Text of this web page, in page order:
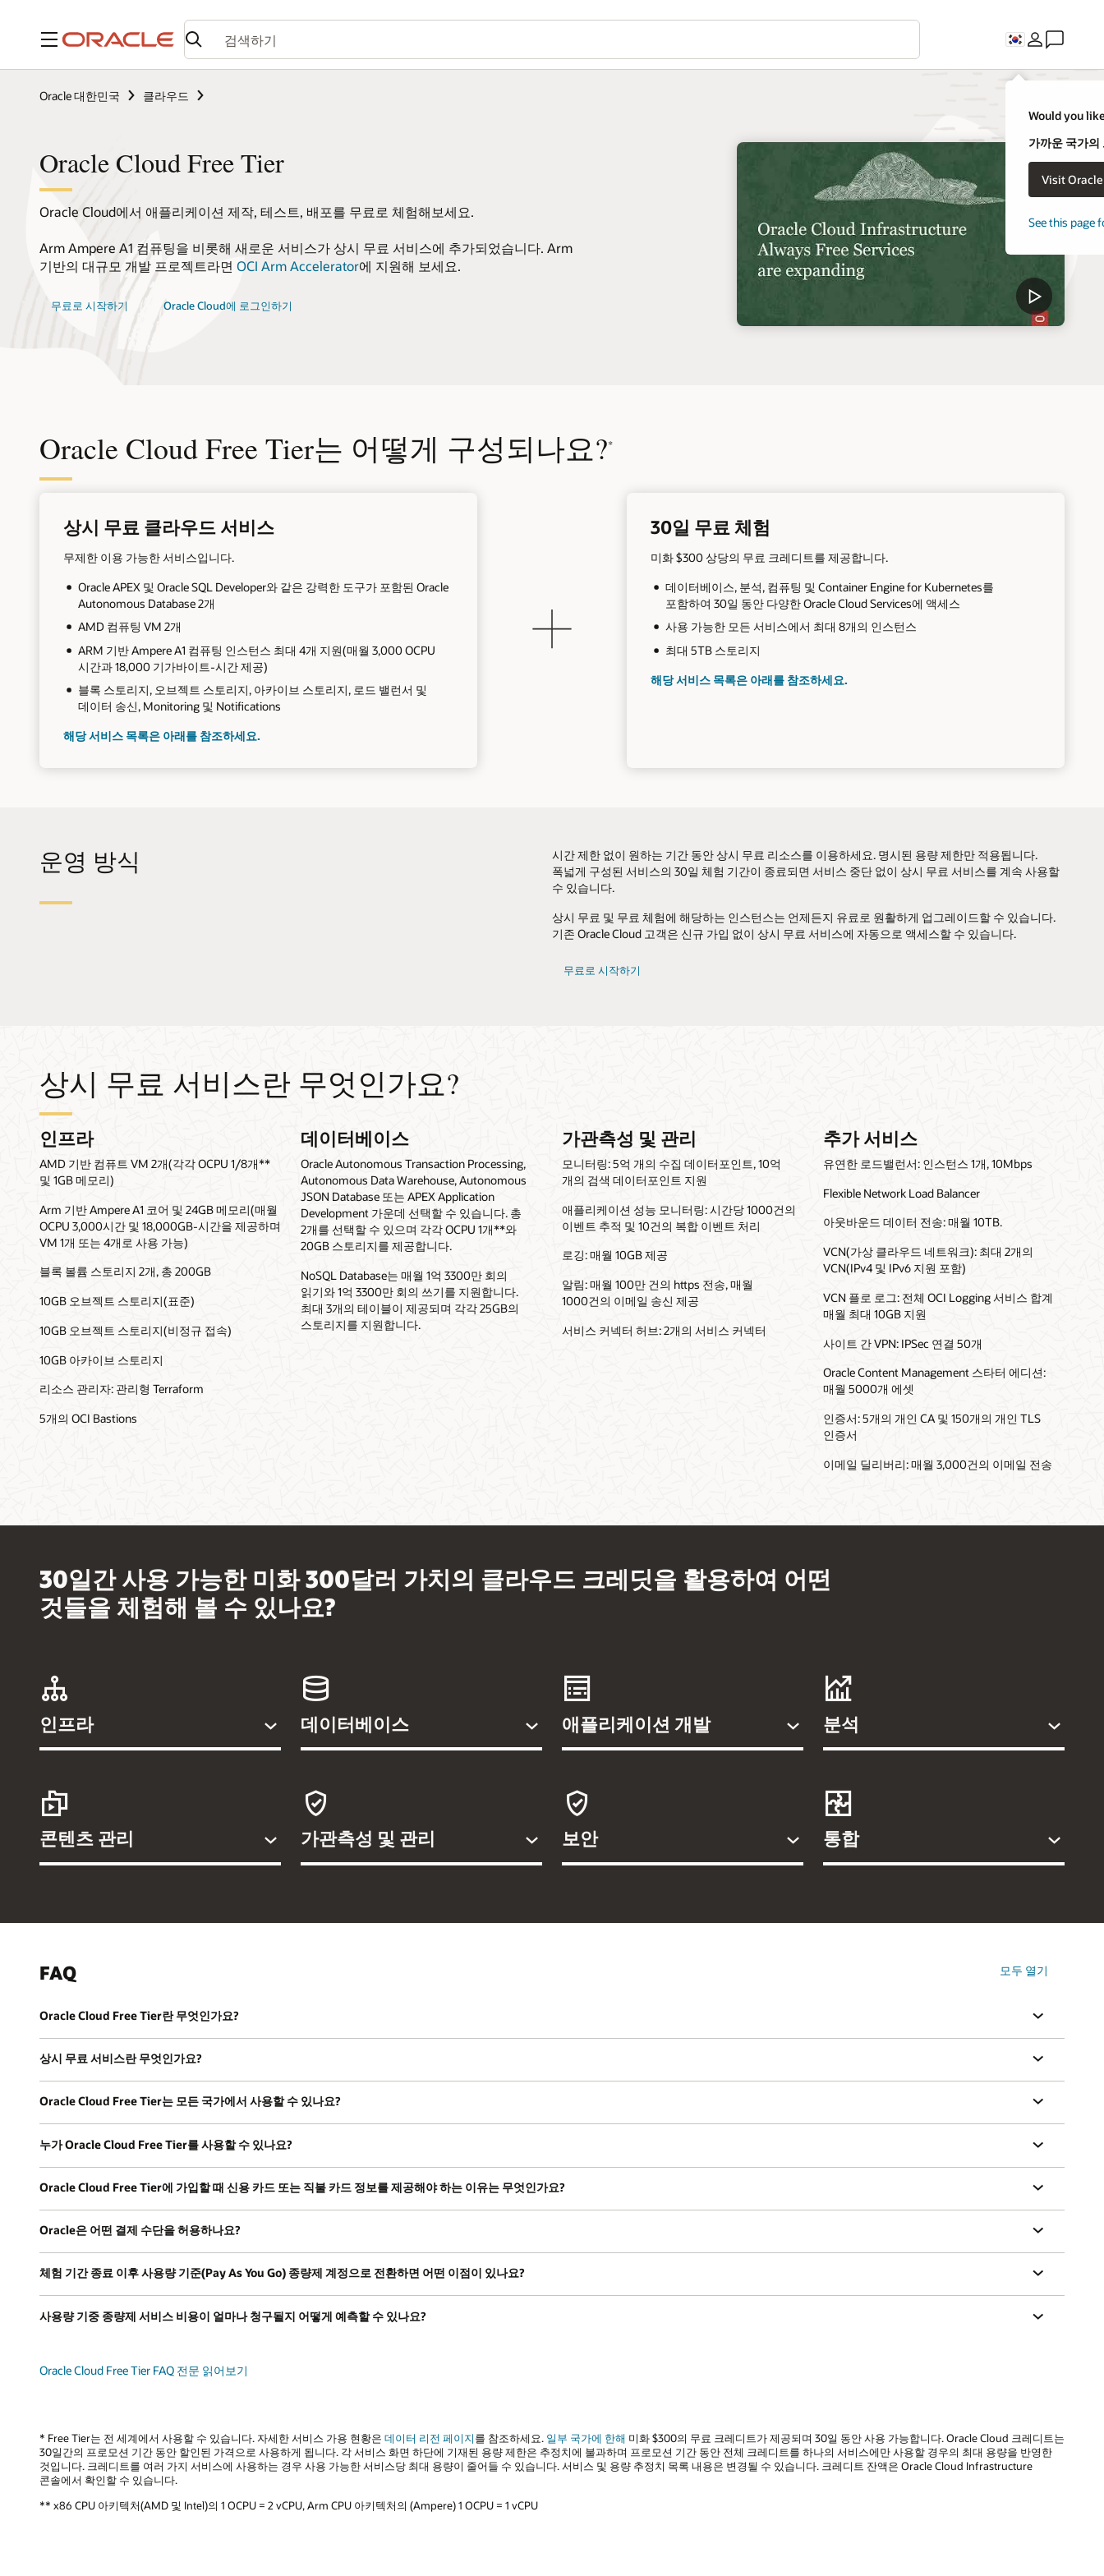
메뉴
Would you
가까운 국가의
Visit
See this page
Oracle 대한민국 클라우드
Oracle Cloud Free Tier
Oracle Cloud에서 애플리케이션 제작, 테스트, 배포를 무료로 체험해보세요.
Arm Ampere A1 컴퓨팅을 비롯해 새로운 서비스가 상시 무료 서비스에 추가되었습니다. Arm
기반의 대규모 개발 프로젝트라면 OCI Arm Accelerator에 지원해 보세요.
무료로 시작하기 Oracle Cloud에 로그인하기
Oracle Cloud Free Tier는 어떻게 구성되나요?*
상시 무료 클라우드 서비스
무제한 이용 가능한 서비스입니다.
Oracle APEX 및 Oracle SQL Developer와 같은 강력한 도구가 포함된 Oracle
Autonomous Database 2개
AMD 컴퓨팅 VM 2개
ARM 기반 Ampere A1 컴퓨팅 인스턴스 최대 4개 지원(매월 3,000 OCPU
시간과 18,000 기가바이트-시간 제공)
블록 스토리지, 오브젝트 스토리지, 아카이브 스토리지, 로드 밸런서 및
데이터 송신, Monitoring 및 Notifications
해당 서비스 목록은 아래를 참조하세요.
30일 무료 체험
미화 $300 상당의 무료 크레디트를 제공합니다.
데이터베이스, 분석, 컴퓨팅 및 Container Engine for Kubernetes를
포함하여 30일 동안 다양한 Oracle Cloud Services에 액세스
사용 가능한 모든 서비스에서 최대 8개의 인스턴스
최대 5TB 스토리지
해당 서비스 목록은 아래를 참조하세요.
운영 방식
시간 제한 없이 원하는 기간 동안 상시 무료 리소스를 이용하세요. 명시된 용량 제한만 적용됩니다.
폭넓게 구성된 서비스의 30일 체험 기간이 종료되면 서비스 중단 없이 상시 무료 서비스를 계속 사용할
수 있습니다.
상시 무료 및 무료 체험에 해당하는 인스턴스는 언제든지 유료로 원활하게 업그레이드할 수 있습니다.
기존 Oracle Cloud 고객은 신규 가입 없이 상시 무료 서비스에 자동으로 액세스할 수 있습니다.
무료로 시작하기
상시 무료 서비스란 무엇인가요?
인프라
AMD 기반 컴퓨트 VM 2개(각각 OCPU 1/8개**
및 1GB 메모리)
Arm 기반 Ampere A1 코어 및 24GB 메모리(매월
OCPU 3,000시간 및 18,000GB-시간을 제공하며
VM 1개 또는 4개로 사용 가능)
블록 볼륨 스토리지 2개, 총 200GB
10GB 오브젝트 스토리지(표준)
10GB 오브젝트 스토리지(비정규 접속)
10GB 아카이브 스토리지
리소스 관리자: 관리형 Terraform
5개의 OCI Bastions
데이터베이스
Oracle Autonomous Transaction Processing,
Autonomous Data Warehouse, Autonomous
JSON Database 또는 APEX Application
Development 가운데 선택할 수 있습니다. 총
2개를 선택할 수 있으며 각각 OCPU 1개**와
20GB 스토리지를 제공합니다.
NoSQL Database는 매월 1억 3300만 회의
읽기와 1억 3300만 회의 쓰기를 지원합니다.
최대 3개의 테이블이 제공되며 각각 25GB의
스토리지를 지원합니다.
가관측성 및 관리
모니터링: 5억 개의 수집 데이터포인트, 10억
개의 검색 데이터포인트 지원
애플리케이션 성능 모니터링: 시간당 1000건의
이벤트 추적 및 10건의 복합 이벤트 처리
로깅: 매월 10GB 제공
알림: 매월 100만 건의 https 전송, 매월
1000건의 이메일 송신 제공
서비스 커넥터 허브: 2개의 서비스 커넥터
추가 서비스
유연한 로드밸런서: 인스턴스 1개, 10Mbps
Flexible Network Load Balancer
아웃바운드 데이터 전송: 매월 10TB.
VCN(가상 클라우드 네트워크): 최대 2개의
VCN(IPv4 및 IPv6 지원 포함)
VCN 플로 로그: 전체 OCI Logging 서비스 합계
매월 최대 10GB 지원
사이트 간 VPN: IPSec 연결 50개
Oracle Content Management 스타터 에디션:
매월 5000개 에셋
인증서: 5개의 개인 CA 및 150개의 개인 TLS
인증서
이메일 딜리버리: 매월 3,000건의 이메일 전송
30일간 사용 가능한 미화 300달러 가치의 클라우드 크레딧을 활용하여 어떤
것들을 체험해 볼 수 있나요?
인프라 데이터베이스 애플리케이션 개발 분석
콘텐츠 관리 가관측성 및 관리 보안 통합
FAQ 모두 열기
Oracle Cloud Free Tier란 무엇인가요?
상시 무료 서비스란 무엇인가요?
Oracle Cloud Free Tier는 모든 국가에서 사용할 수 있나요?
누가 Oracle Cloud Free Tier를 사용할 수 있나요?
Oracle Cloud Free Tier에 가입할 때 신용 카드 또는 직불 카드 정보를 제공해야 하는 이유는 무엇인가요?
Oracle은 어떤 결제 수단을 허용하나요?
체험 기간 종료 이후 사용량 기준(Pay As You Go) 종량제 계정으로 전환하면 어떤 이점이 있나요?
사용량 기중 종량제 서비스 비용이 얼마나 청구될지 어떻게 예측할 수 있나요?
Oracle Cloud Free Tier FAQ 전문 읽어보기
* Free Tier는 전 세계에서 사용할 수 있습니다. 자세한 서비스 가용 현황은 데이터 리전 페이지를 참조하세요. 일부 국가에 한해 미화 $300의 무료 크레디트가 제공되며 30일 동안 사용 가능합니다. Oracle Cloud 크레디트는
30일간의 프로모션 기간 동안 할인된 가격으로 사용하게 됩니다. 각 서비스 화면 하단에 기재된 용량 제한은 추정치에 불과하며 프로모션 기간 동안 전체 크레디트를 하나의 서비스에만 사용할 경우의 최대 용량을 반영한
것입니다. 크레디트를 여러 가지 서비스에 사용하는 경우 사용 가능한 서비스당 최대 용량이 줄어들 수 있습니다. 서비스 및 용량 추정치 목록 내용은 변경될 수 있습니다. 크레디트 잔액은 Oracle Cloud Infrastructure
콘솔에서 확인할 수 있습니다.
** x86 CPU 아키텍처(AMD 및 Intel)의 1 OCPU = 2 vCPU, Arm CPU 아키텍처의 (Ampere) 1 OCPU = 1 vCPU